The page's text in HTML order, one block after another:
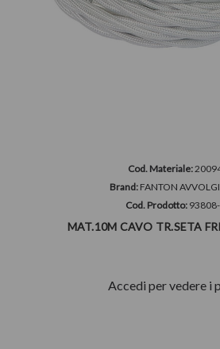
Cod. Materiale:
Brand: FANTON
Cod. Prodotto:
MAT.10M CAVO TR.SETA
Accedi per vedere i